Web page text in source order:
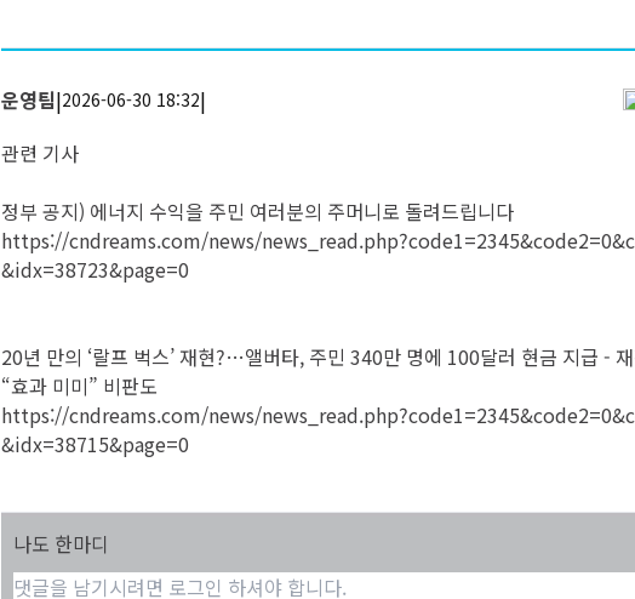
운영팀|2026-06-30 18:32|
관련 기사
정부 공지) 에너지 수익을 주민 여러분의 주머니로 돌려드립니다
https://cndreams.com/news/
&idx=38723&page=0
20년 만의 ‘랄프 벅스’ 재현?…앨버타, 주민 340만 명에 100달러 현금 지급 -
“효과 미미” 비판도
https://cndreams.com/news/
&idx=38715&page=0
나도 한마디